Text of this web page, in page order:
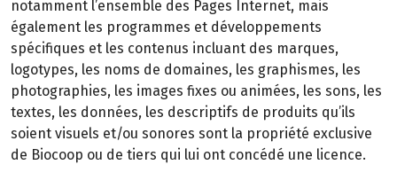
notamment l’ensemble des Pages Internet, mais
également les programmes et développements
spécifiques et les contenus incluant des marques,
logotypes, les noms de domaines, les graphismes, les
photographies, les images fixes ou animées, les sons, les
textes, les données, les descriptifs de produits qu’ils
soient visuels et/ou sonores sont la propriété exclusive
de Biocoop ou de tiers qui lui ont concédé une licence.